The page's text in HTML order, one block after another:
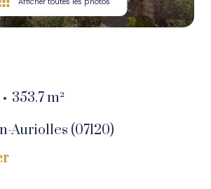
353.7 m²
Auriolles (07120)